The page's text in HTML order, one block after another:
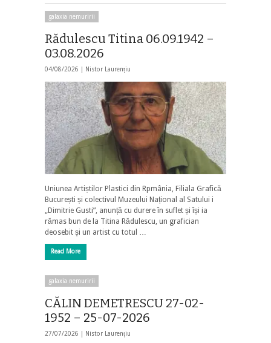
galaxia nemuririi
Rădulescu Titina 06.09.1942 –
03.08.2026
04/08/2026 | Nistor Laurențiu
Uniunea Artiștilor Plastici din Rpmânia, Filiala Grafică
București și colectivul Muzeului Național al Satului i
„Dimitrie Gusti”, anunță cu durere în suflet și își ia
rămas bun de la Titina Rădulescu, un grafician
deosebit și un artist cu totul …
Read More
galaxia nemuririi
CĂLIN DEMETRESCU 27-02-
1952 – 25-07-2026
27/07/2026 | Nistor Laurențiu